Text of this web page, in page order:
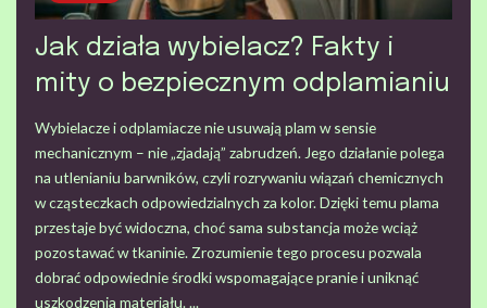
Jak działa wybielacz? Fakty i
mity o bezpiecznym odplamianiu
Wybielacze i odplamiacze nie usuwają plam w sensie
mechanicznym – nie „zjadają” zabrudzeń. Jego działanie polega
na utlenianiu barwników, czyli rozrywaniu wiązań chemicznych
w cząsteczkach odpowiedzialnych za kolor. Dzięki temu plama
przestaje być widoczna, choć sama substancja może wciąż
pozostawać w tkaninie. Zrozumienie tego procesu pozwala
dobrać odpowiednie środki wspomagające pranie i uniknąć
uszkodzenia materiału. ...